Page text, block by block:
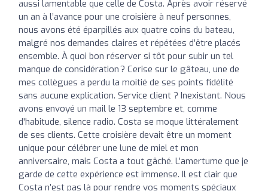
aussi lamentable que celle de Costa. Après avoir réservé
un an à l’avance pour une croisière à neuf personnes,
nous avons été éparpillés aux quatre coins du bateau,
malgré nos demandes claires et répétées d’être placés
ensemble. À quoi bon réserver si tôt pour subir un tel
manque de considération ? Cerise sur le gâteau, une de
mes collègues a perdu la moitié de ses points fidélité
sans aucune explication. Service client ? Inexistant. Nous
avons envoyé un mail le 13 septembre et, comme
d'habitude, silence radio. Costa se moque littéralement
de ses clients. Cette croisière devait être un moment
unique pour célébrer une lune de miel et mon
anniversaire, mais Costa a tout gâché. L’amertume que je
garde de cette expérience est immense. Il est clair que
Costa n’est pas là pour rendre vos moments spéciaux